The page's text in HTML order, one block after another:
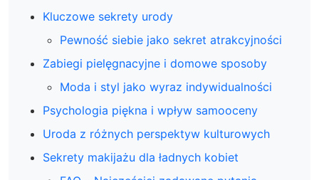
Kluczowe sekrety urody
Pewność siebie jako sekret atrakcyjności
Zabiegi pielęgnacyjne i domowe sposoby
Moda i styl jako wyraz indywidualności
Psychologia piękna i wpływ samooceny
Uroda z różnych perspektyw kulturowych
Sekrety makijażu dla ładnych kobiet